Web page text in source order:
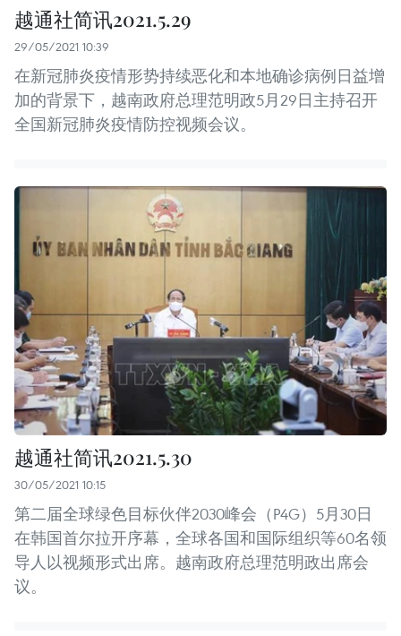
越通社简讯2021.5.29
29/05/2021 10:39
在新冠肺炎疫情形势持续恶化和本地确诊病例日益增
加的背景下，越南政府总理范明政5月29日主持召开
全国新冠肺炎疫情防控视频会议。
越通社简讯2021.5.30
30/05/2021 10:15
第二届全球绿色目标伙伴2030峰会（P4G）5月30日
在韩国首尔拉开序幕，全球各国和国际组织等60名领
导人以视频形式出席。越南政府总理范明政出席会
议。